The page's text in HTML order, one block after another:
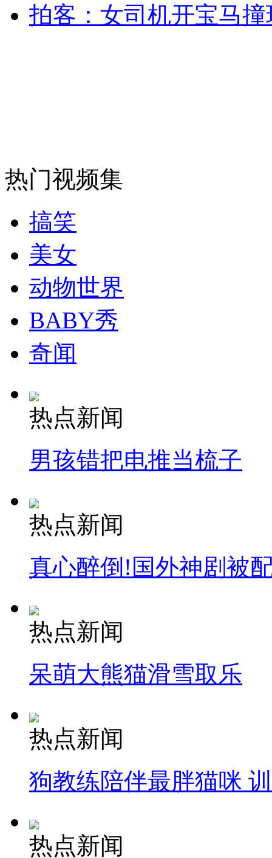
拍客：女司机开宝马
热门视频集
搞笑
美女
动物世界
BABY秀
奇闻
热点新闻
男孩错把电推当梳子
热点新闻
真心醉倒!国外神剧被
热点新闻
呆萌大熊猫滑雪取乐
热点新闻
狗教练陪伴最胖猫咪
热点新闻